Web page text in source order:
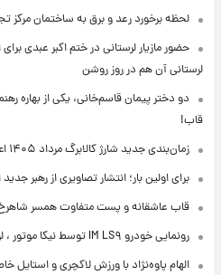
لحظه برخورد رعد و برق به ساختمان مرکز
حضور مازیار لرستانی در ختم اکبر عبدی
لرستانی آن هم در روز روشن
دو دختر پیمان قاسم‌خانی، یکی از بهاره
قاب!
زمان‌بندی جدید شارژ کالابرگ مرداد ۱۴۰۵ اعلام شد
برای اولین بار؛ انتشار تصاویری از رهبر
قاب عاشقانه و پست متفاوت همسر
رونمایی خودرو IM LS۹ توسط نیکا موتور ، لوکس ترین شاسی بلند EREV در ایران
الهام پاوه‌نژاد با ورزش لاکچری و